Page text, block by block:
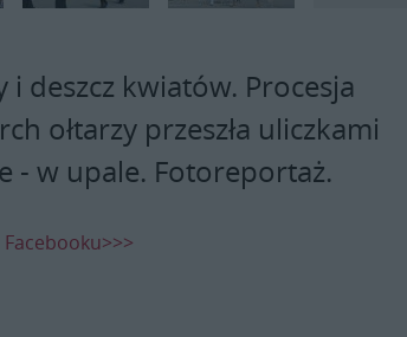
deszcz kwiatów. Procesja
ołtarzy przeszła uliczkami
- w upale. Fotoreportaż.